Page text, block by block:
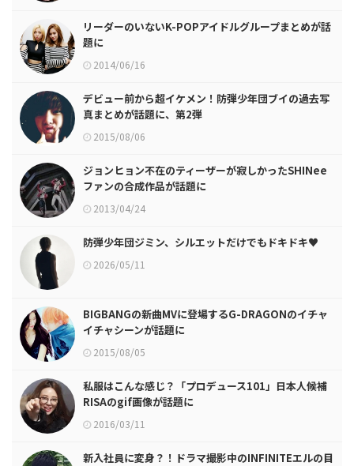
リーダーのいないK-POPアイドルグループまとめが話
題に
2014/06/16
デビュー前から超イケメン！防弾少年団ブイの過去写
真まとめが話題に、第2弾
2015/08/06
ジョンヒョン不在のティーザーが寂しかったSHINee
ファンの合成作品が話題に
2013/04/24
防弾少年団ジミン、シルエットだけでもドキドキ♥
2026/05/11
BIGBANGの新曲MVに登場するG-DRAGONのイチャ
イチャシーンが話題に
2015/08/05
私服はこんな感じ？「プロデュース101」日本人候補
RISAのgif画像が話題に
2016/03/11
新入社員に変身？！ドラマ撮影中のINFINITEエルの目